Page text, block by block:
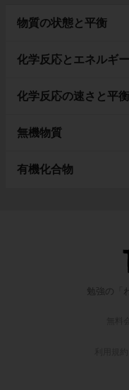
物質の状態と平衡
化学反応とエネルギー
化学反応の速さと平衡
無機物質
有機化合物
勉強の「